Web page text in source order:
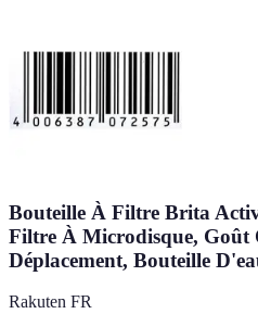
Bouteille À Filtre Brita
Filtre À Microdisque, Goût
Déplacement, Bouteille
Rakuten FR